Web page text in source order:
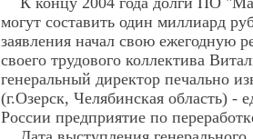
могут составить один миллиард
заявления начал свою ежегодную
своего трудового коллектива
генеральный директор печально
(г.Озерск, Челябинская область) -
России предприятие по